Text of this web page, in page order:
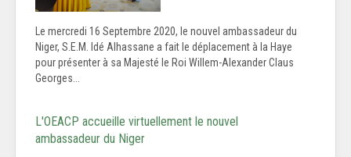
Le mercredi 16 Septembre 2020, le nouvel ambassadeur du
Niger, S.E.M. Idé Alhassane a fait le déplacement à la Haye
pour présenter à sa Majesté le Roi Willem-Alexander Claus
Georges...
L'OEACP accueille virtuellement le nouvel
ambassadeur du Niger